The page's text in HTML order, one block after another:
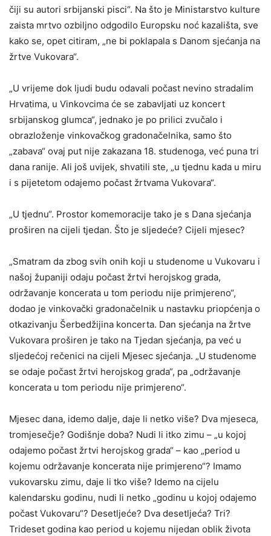
čiji su autori srbijanski pisci“. Na što je Ministarstvo kulture
zaista mrtvo ozbiljno odgodilo Europsku noć kazališta, sve
kako se, opet citiram, „ne bi poklapala s Danom sjećanja na
žrtve Vukovara“.
„U vrijeme dok ljudi budu odavali počast nevino stradalim
Hrvatima, u Vinkovcima će se zabavljati uz koncert
srbijanskog glumca“, jednako je po prilici zvučalo i
obrazloženje vinkovačkog gradonačelnika, samo što
„zabava“ ovaj put nije zakazana 18. studenoga, već puna tri
dana ranije. Ali još uvijek, shvatili ste, „u tjednu kada u miru
i s pijetetom odajemo počast žrtvama Vukovara“.
„U tjednu“. Prostor komemoracije tako je s Dana sjećanja
proširen na cijeli tjedan. Što je sljedeće? Cijeli mjesec?
„Smatram da zbog svih onih koji u studenome u Vukovaru i
našoj županiji odaju počast žrtvi herojskog grada,
održavanje koncerata u tom periodu nije primjereno“,
dodao je vinkovački gradonačelnik u nastavku priopćenja o
otkazivanju Šerbedžijina koncerta. Dan sjećanja na žrtve
Vukovara proširen je tako na Tjedan sjećanja, pa već u
sljedećoj rečenici na cijeli Mjesec sjećanja. „U studenome
se odaje počast žrtvi herojskog grada“, pa „održavanje
koncerata u tom periodu nije primjereno“.
Mjesec dana, idemo dalje, daje li netko više? Dva mjeseca,
tromjesečje? Godišnje doba? Nudi li itko zimu – „u kojoj
odajemo počast žrtvi herojskog grada“ – kao „period u
kojemu održavanje koncerata nije primjereno“? Imamo
vukovarsku zimu, daje li tko više? Idemo na cijelu
kalendarsku godinu, nudi li netko „godinu u kojoj odajemo
počast Vukovaru“? Desetljeće? Dva desetljeća? Tri?
Trideset godina kao period u kojemu nijedan oblik života